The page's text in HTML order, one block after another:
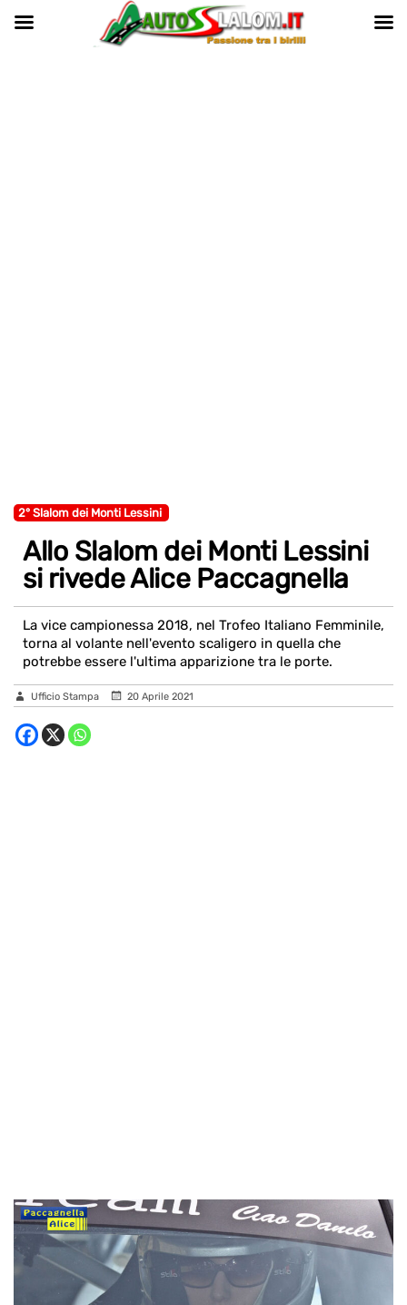
2° Slalom dei Monti Lessini
Allo Slalom dei Monti Lessini
si rivede Alice Paccagnella
La vice campionessa 2018, nel Trofeo Italiano Femminile,
torna al volante nell'evento scaligero in quella che
potrebbe essere l'ultima apparizione tra le porte.
Ufficio Stampa 20 Aprile 2021